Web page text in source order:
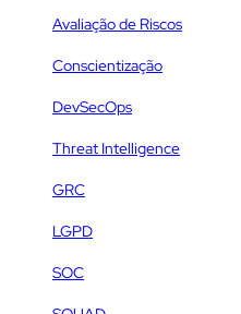
Avaliação de Riscos
Conscientização
DevSecOps
Threat Intelligence
GRC
LGPD
SOC